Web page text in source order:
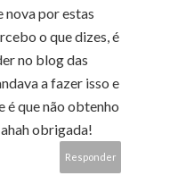
por estas
o que dizes, é
no blog das
a fazer isso e
é que não obtenho
obrigada!
Responder